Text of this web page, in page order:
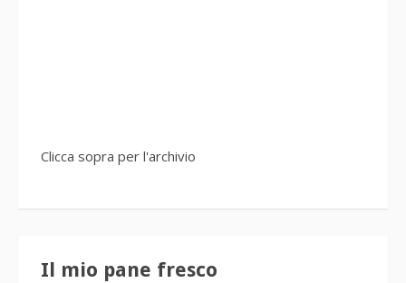
Clicca sopra per l'archivio
Il mio pane fresco